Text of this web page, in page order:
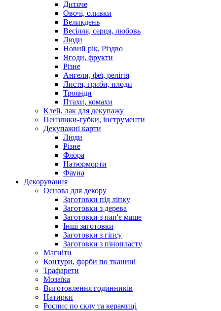
Дитяче
Овочі, оливки
Великдень
Весілля, серця, любовь
Люди
Новий рік, Різдво
Ягоди, фрукти
Різне
Ангели, феї, релігія
Листя, гриби, плоди
Троянди
Птахи, комахи
Клей, лак для декупажу
Пензлики-губки, інструменти
Декупажні карти
Люди
Різне
Флора
Натюрморти
Фауна
Декорування
Основа для декору
Заготовки під ліпку
Заготовки з дерева
Заготовки з пап'є маше
Інші заготовки
Заготовки з гіпсу
Заготовки з пінопласту
Магніти
Контури, фарби по тканині
Трафарети
Мозаїка
Виготовлення годинників
Натирки
Роспис по склу та керамиці